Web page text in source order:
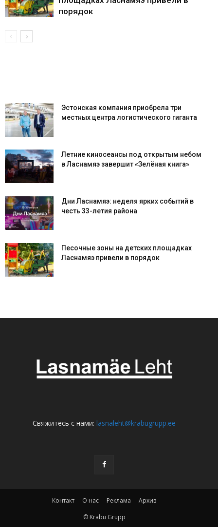
порядок
Эстонская компания приобрела три
местных центра логистического гиганта
Летние киносеансы под открытым небом
в Ласнамяэ завершит «Зелёная книга»
Дни Ласнамяэ: неделя ярких событий в
честь 33-летия района
Песочные зоны на детских площадках
Ласнамяэ привели в порядок
Свяжитесь с нами: lasnaleht@krabugrupp.ee
Контакт О нас Реклама
Архив
© Krabu Grupp